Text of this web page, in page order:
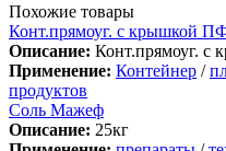
Похожие товары
Конт.прямоуг. с крышкой
Описание: Конт.прямоуг.
Применение: Контейнер /
продуктов
Соль Мажеф
Описание: 25кг